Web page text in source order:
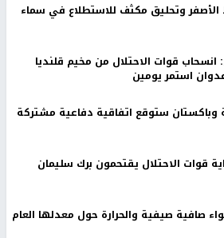
الأصفر وتحليق مكثف للاستطلاع في سماء
قوات الاحتلال من مخيم قلنديا
استمر يومين
وباكستان ستوقع اتفاقية دفاعية مشتركة
قوات الاحتلال يقتحمون برك سليمان
صافية صيفية والحرارة حول معدلها العام